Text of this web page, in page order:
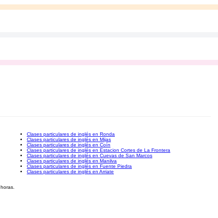
Clases particulares de inglés en Ronda
Clases particulares de inglés en Mijas
Clases particulares de inglés en Coín
Clases particulares de inglés en Estacion Cortes de La Frontera
Clases particulares de inglés en Cuevas de San Marcos
Clases particulares de inglés en Manilva
Clases particulares de inglés en Fuente Piedra
Clases particulares de inglés en Arriate